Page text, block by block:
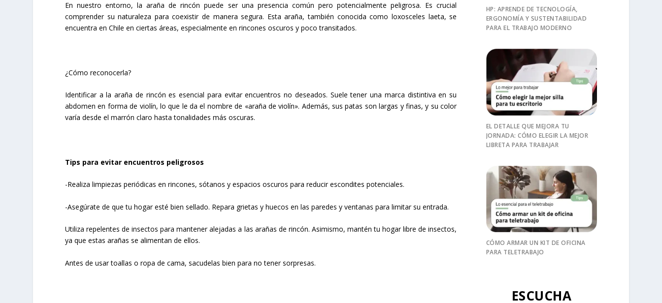
En nuestro entorno, la araña de rincón puede ser una presencia común pero potencialmente peligrosa. Es crucial
comprender su naturaleza para coexistir de manera segura. Esta araña, también conocida como loxosceles laeta, se
encuentra en Chile en ciertas áreas, especialmente en rincones oscuros y poco transitados.
¿Cómo reconocerla?
Identificar a la araña de rincón es esencial para evitar encuentros no deseados. Suele tener una marca distintiva en su
abdomen en forma de violín, lo que le da el nombre de «araña de violín». Además, sus patas son largas y finas, y su color
varía desde el marrón claro hasta tonalidades más oscuras.
Tips para evitar encuentros peligrosos
-Realiza limpiezas periódicas en rincones, sótanos y espacios oscuros para reducir escondites potenciales.
-Asegúrate de que tu hogar esté bien sellado. Repara grietas y huecos en las paredes y ventanas para limitar su entrada.
Utiliza repelentes de insectos para mantener alejadas a las arañas de rincón. Asimismo, mantén tu hogar libre de insectos,
ya que estas arañas se alimentan de ellos.
Antes de usar toallas o ropa de cama, sacudelas bien para no tener sorpresas.
HP: APRENDE DE TECNOLOGÍA,
ERGONOMÍA Y SUSTENTABILIDAD
PARA EL TRABAJO MODERNO
EL DETALLE QUE MEJORA TU
JORNADA: CÓMO ELEGIR LA MEJOR
LIBRETA PARA TRABAJAR
CÓMO ARMAR UN KIT DE OFICINA
PARA TELETRABAJO
ESCUCHA